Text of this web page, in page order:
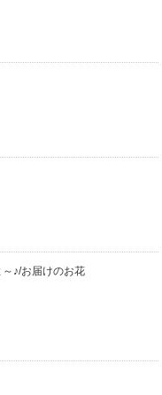
♪/お届けのお花